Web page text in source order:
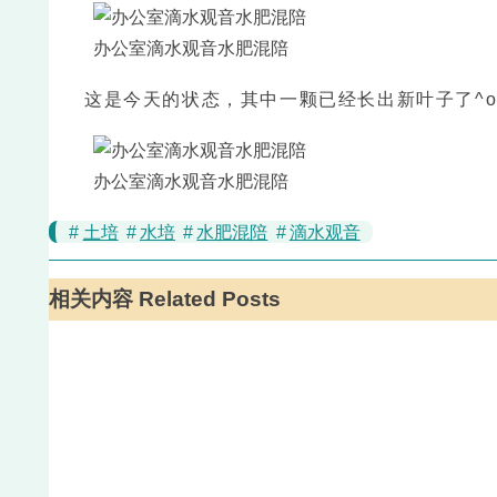
办公室滴水观音水肥混陪
这是今天的状态，其中一颗已经长出新叶子了
办公室滴水观音水肥混陪
# 土培 # 水培 # 水肥混陪 # 滴水观音
相关内容 Related Posts